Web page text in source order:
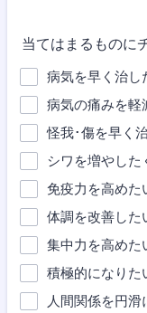
当てはまるものに
病気を早く治し
病気の痛みを軽
怪我･傷を早く
シワを増やした
免疫力を高めた
体調を改善した
集中力を高めた
積極的になりた
人間関係を円滑